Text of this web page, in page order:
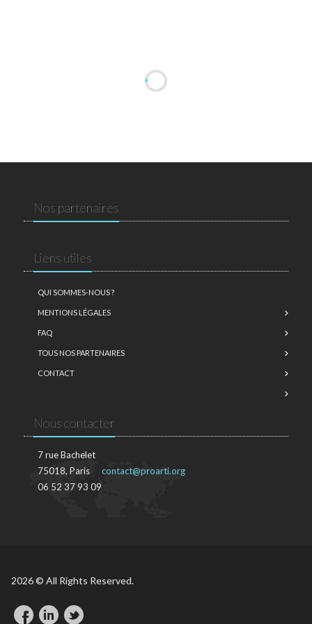
Nos partenaires
Liens utiles
QUI SOMMES-NOUS ?
MENTIONS LÉGALES
FAQ
TOUS NOS PARTENAIRES
CONTACT
Nous contacter
7 rue Bachelet
75018, Paris
06 52 37 93 09
contact@proarti.org
2026 © All Rights Reserved.